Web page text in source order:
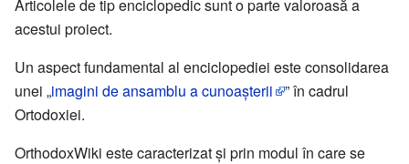
Articolele de tip enciclopedic sunt o parte valoroasă a
acestui proiect.
Un aspect fundamental al enciclopediei este consolidarea
unei „imagini de ansamblu a cunoașterii
” în cadrul
Ortodoxiei.
OrthodoxWiki este caracterizat și prin modul în care se